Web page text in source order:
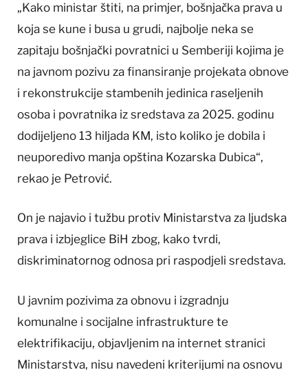
„Kako ministar štiti, na primjer, bošnjačka prava u
koja se kune i busa u grudi, najbolje neka se
zapitaju bošnjački povratnici u Semberiji kojima je
na javnom pozivu za finansiranje projekata obnove
i rekonstrukcije stambenih jedinica raseljenih
osoba i povratnika iz sredstava za 2025. godinu
dodijeljeno 13 hiljada KM, isto koliko je dobila i
neuporedivo manja opština Kozarska Dubica“,
rekao je Petrović.
On je najavio i tužbu protiv Ministarstva za ljudska
prava i izbjeglice BiH zbog, kako tvrdi,
diskriminatornog odnosa pri raspodjeli sredstava.
U javnim pozivima za obnovu i izgradnju
komunalne i socijalne infrastrukture te
elektrifikaciju, objavljenim na internet stranici
Ministarstva, nisu navedeni kriterijumi na osnovu